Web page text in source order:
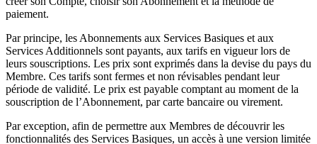
paiement.
Par principe, les Abonnements aux Services Basiques et aux
Services Additionnels sont payants, aux tarifs en vigueur lors de
leurs souscriptions. Les prix sont exprimés dans la devise du pays du
Membre. Ces tarifs sont fermes et non révisables pendant leur
période de validité. Le prix est payable comptant au moment de la
souscription de l’Abonnement, par carte bancaire ou virement.
Par exception, afin de permettre aux Membres de découvrir les
fonctionnalités des Services Basiques, un accès à une version limitée